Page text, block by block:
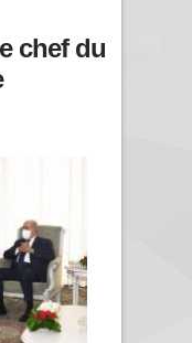
chef du